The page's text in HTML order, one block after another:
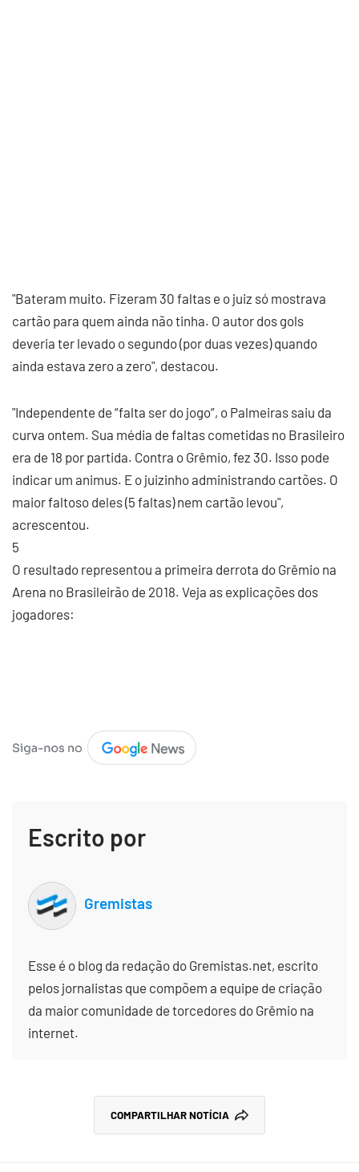
"Bateram muito. Fizeram 30 faltas e o juiz só mostrava
cartão para quem ainda não tinha. O autor dos gols
deveria ter levado o segundo (por duas vezes) quando
ainda estava zero a zero", destacou.
"Independente de “falta ser do jogo”, o Palmeiras saiu da
curva ontem. Sua média de faltas cometidas no Brasileiro
era de 18 por partida. Contra o Grêmio, fez 30. Isso pode
indicar um animus. E o juizinho administrando cartões. O
maior faltoso deles (5 faltas) nem cartão levou",
acrescentou.
5
O resultado representou a primeira derrota do Grêmio na
Arena no Brasileirão de 2018. Veja as explicações dos
jogadores:
Escrito por
Gremistas
Esse é o blog da redação do Gremistas.net, escrito
pelos jornalistas que compõem a equipe de criação
da maior comunidade de torcedores do Grêmio na
internet.
COMPARTILHAR NOTÍCIA